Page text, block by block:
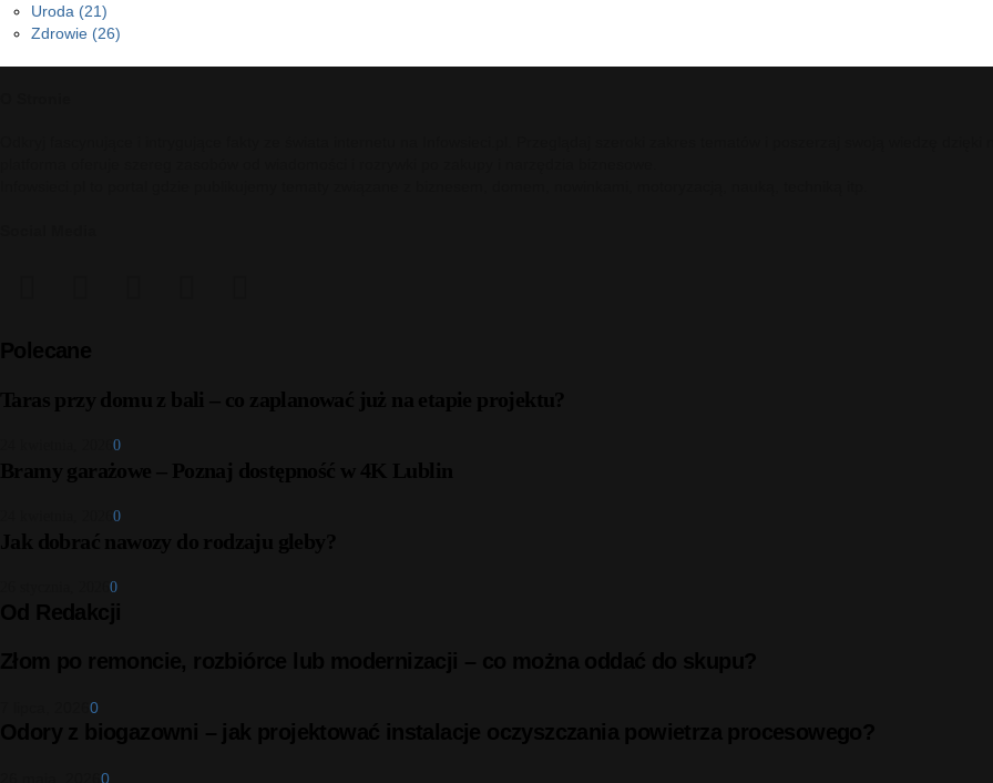
Uroda (21)
Zdrowie (26)
0
0
0
0
0